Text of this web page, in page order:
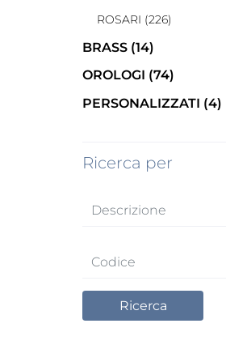
ROSARI (226)
BRASS (14)
OROLOGI (74)
PERSONALIZZATI (4)
Ricerca per